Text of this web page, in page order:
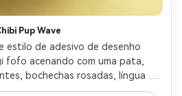
Pup Wave
estilo de adesivo de desenho
fofo acenando com uma pata,
bochechas rosadas, língua
ousado, borda branca nítida,